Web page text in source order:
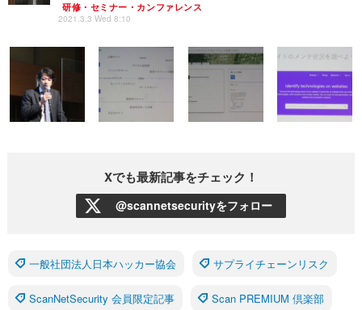
研修・セミナー・カンファレンス
2021.3.3 Wed 8:10
Xでも最新記事をチェック！
@scannetsecurityをフォロー
一般社団法人日本ハッカー協会 サプライチェーンリスク
ScanNetSecurity 会員限定記事 Scan PREMIUM 倶楽部